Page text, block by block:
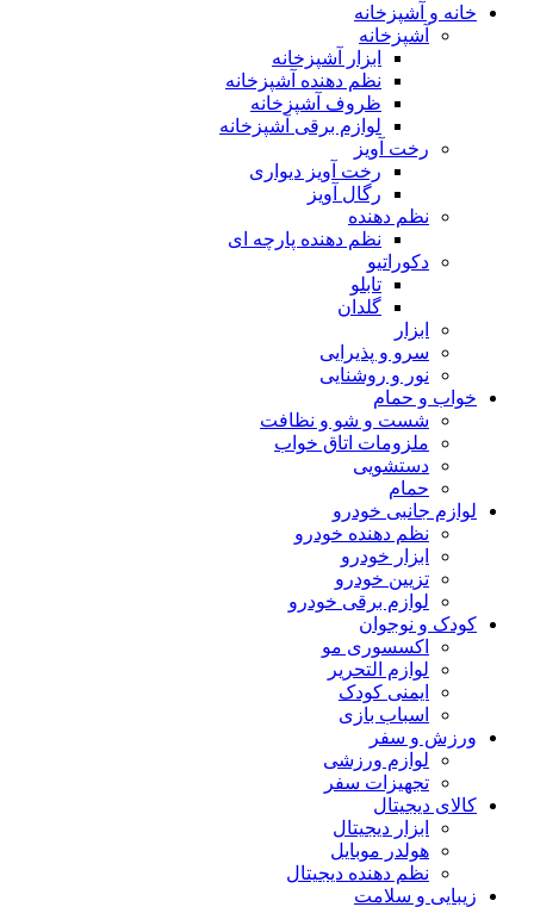
خانه و آشپزخانه
آشپزخانه
ابزار آشپزخانه
نظم دهنده آشپزخانه
ظروف آشپزخانه
لوازم برقی آشپزخانه
رخت آویز
رخت آویز دیواری
رگال آویز
نظم دهنده
نظم دهنده پارچه ای
دکوراتیو
تابلو
گلدان
ابزار
سرو و پذیرایی
نور و روشنایی
خواب و حمام
شست و شو و نظافت
ملزومات اتاق خواب
دستشویی
حمام
لوازم جانبی خودرو
نظم دهنده خودرو
ابزار خودرو
تزیین خودرو
لوازم برقی خودرو
کودک و نوجوان
اکسسوری مو
لوازم التحریر
ایمنی کودک
اسباب بازی
ورزش و سفر
لوازم ورزشی
تجهیزات سفر
کالای دیجیتال
ابزار دیجیتال
هولدر موبایل
نظم دهنده دیجیتال
زیبایی و سلامت